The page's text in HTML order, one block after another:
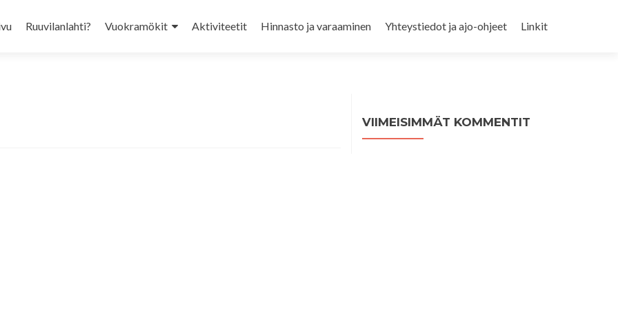
Ruuvilanlahti? Vuokramökit Aktiviteetit Hinnasto ja varaaminen Yhteystiedot ja ajo-ohjeet Linkit
VIIMEISIMMÄT KOMMENTIT